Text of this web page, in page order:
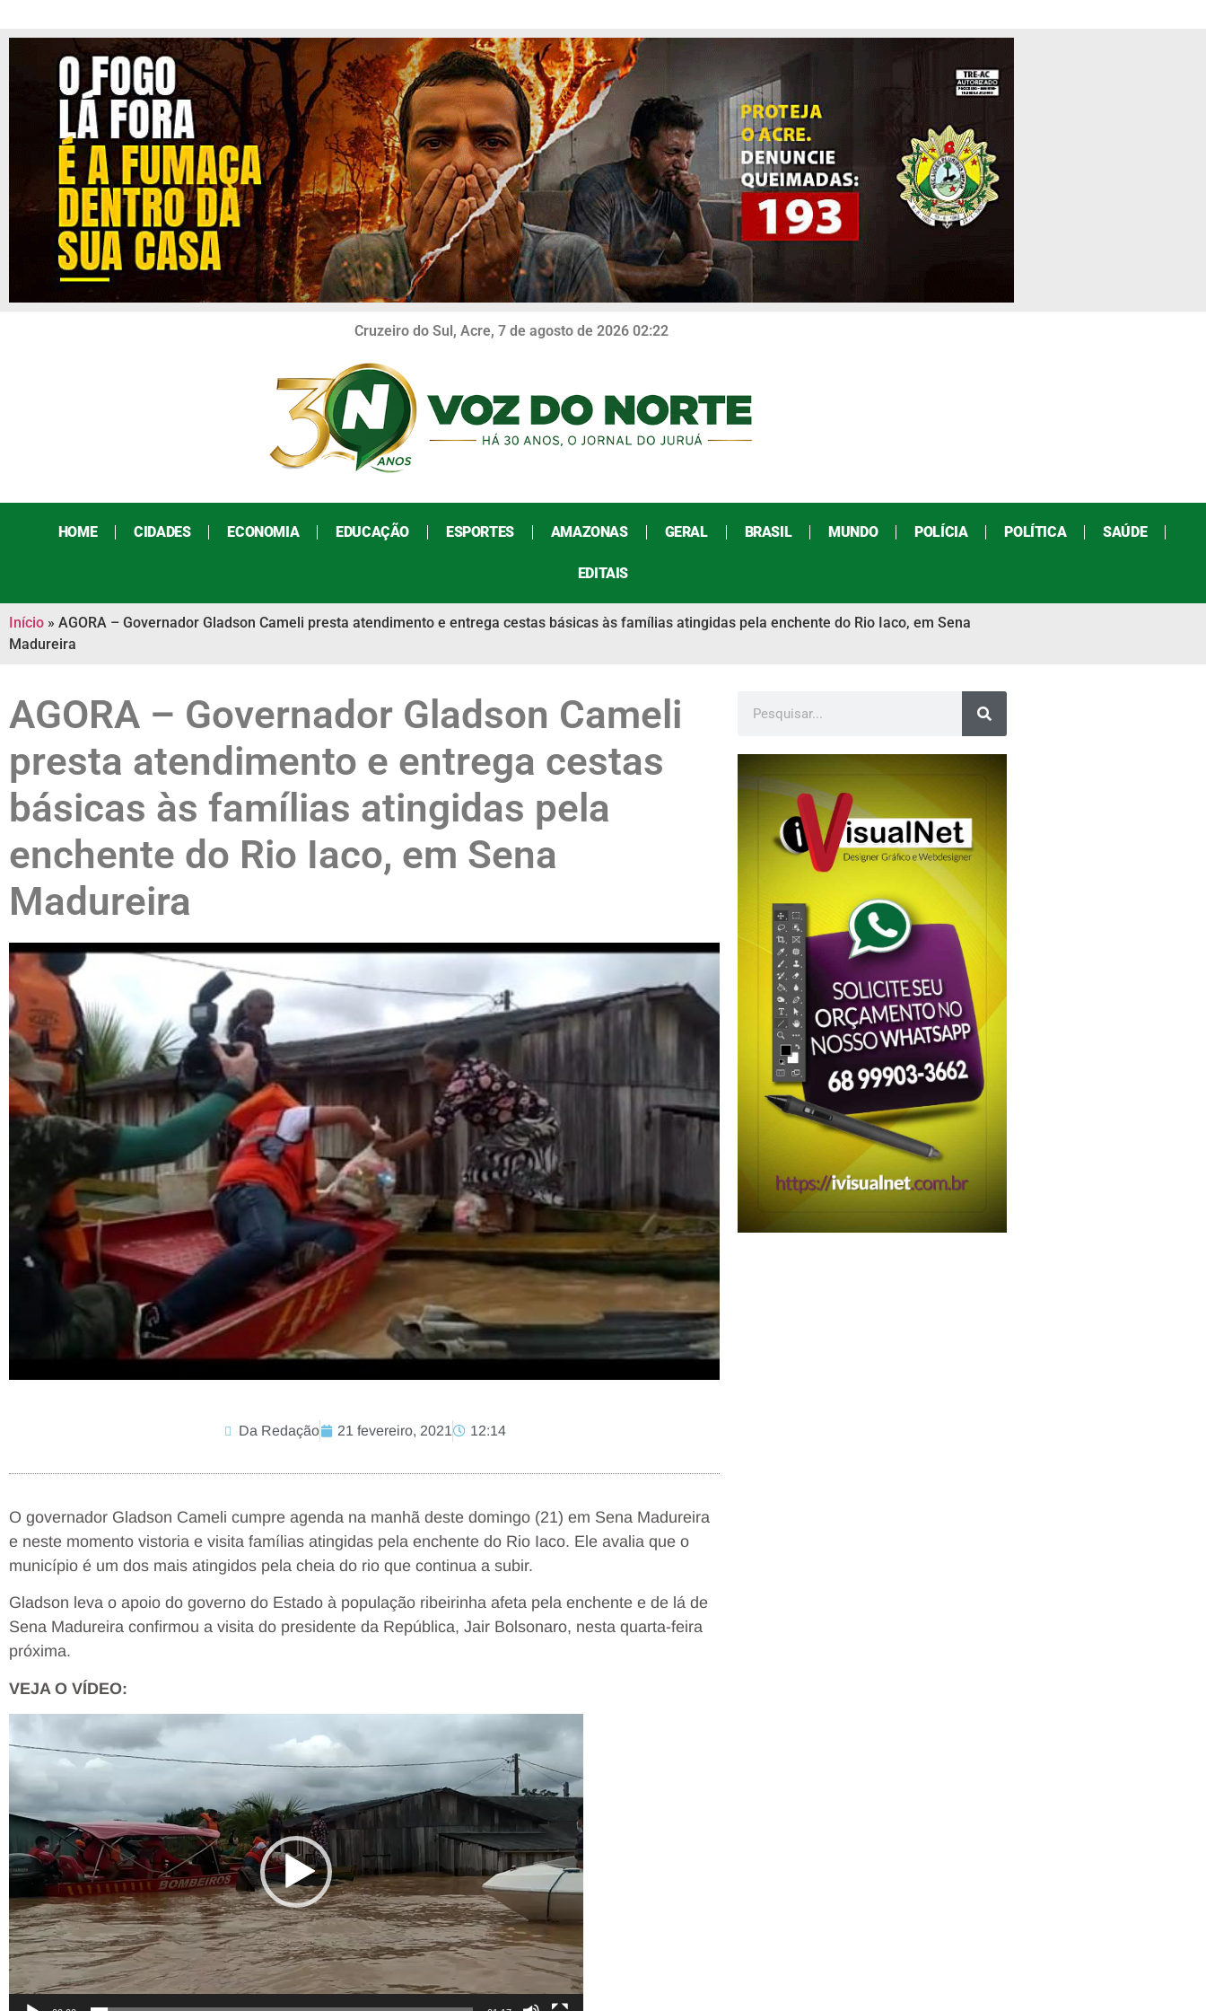
Cruzeiro do Sul, Acre, 7 de agosto de 2026 02:22
HOME CIDADES ECONOMIA EDUCAÇÃO ESPORTES AMAZONAS GERAL BRASIL MUNDO POLÍCIA POLÍTICA SAÚDE
EDITAIS
Início » AGORA – Governador Gladson Cameli presta atendimento e entrega cestas básicas às famílias atingidas pela enchente do Rio Iaco, em Sena
Madureira
AGORA – Governador Gladson Cameli
presta atendimento e entrega cestas
básicas às famílias atingidas pela
enchente do Rio Iaco, em Sena
Madureira
Da Redação 21 fevereiro, 2021 12:14
O governador Gladson Cameli cumpre agenda na manhã deste domingo (21) em Sena Madureira
e neste momento vistoria e visita famílias atingidas pela enchente do Rio Iaco. Ele avalia que o
município é um dos mais atingidos pela cheia do rio que continua a subir.
Gladson leva o apoio do governo do Estado à população ribeirinha afeta pela enchente e de lá de
Sena Madureira confirmou a visita do presidente da República, Jair Bolsonaro, nesta quarta-feira
próxima.
VEJA O VÍDEO:
de